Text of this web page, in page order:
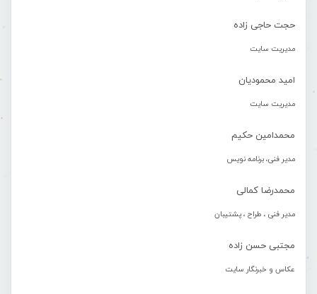
حجت حاجی زاده
مدیریت سایت
امید محمودیان
مدیریت سایت
محمدامین حکیم
مدیر فنی، برنامه نویس
محمدرضا کمالی
مدیر فنی ، طراح ، پشتیبان
مجتبی حسن زاده
عکاس و خبرنگار سایت